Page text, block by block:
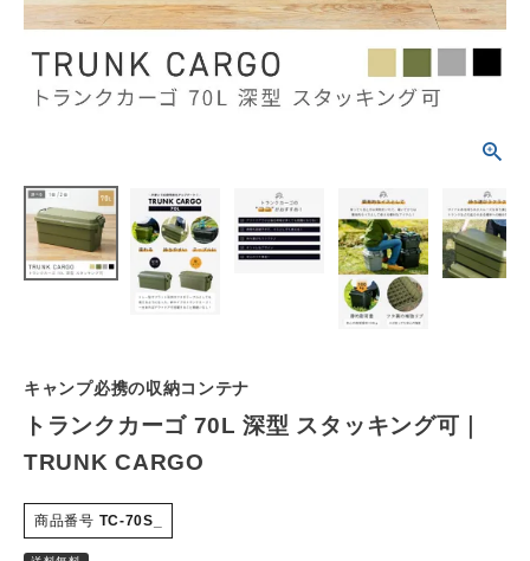
ACCOUNT MENU
meeting_room ログイン person 会員登録
シーンから選ぶ
テイストから選ぶ
プライバシーポリシー
特定商取引法について
キャンプ必携の収納コンテナ
トランクカーゴ 70L 深型 スタッキング可｜
TRUNK CARGO
商品番号 TC-70S_